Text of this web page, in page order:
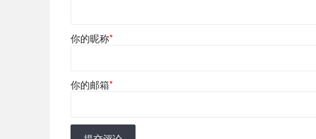
你的昵称*
你的邮箱*